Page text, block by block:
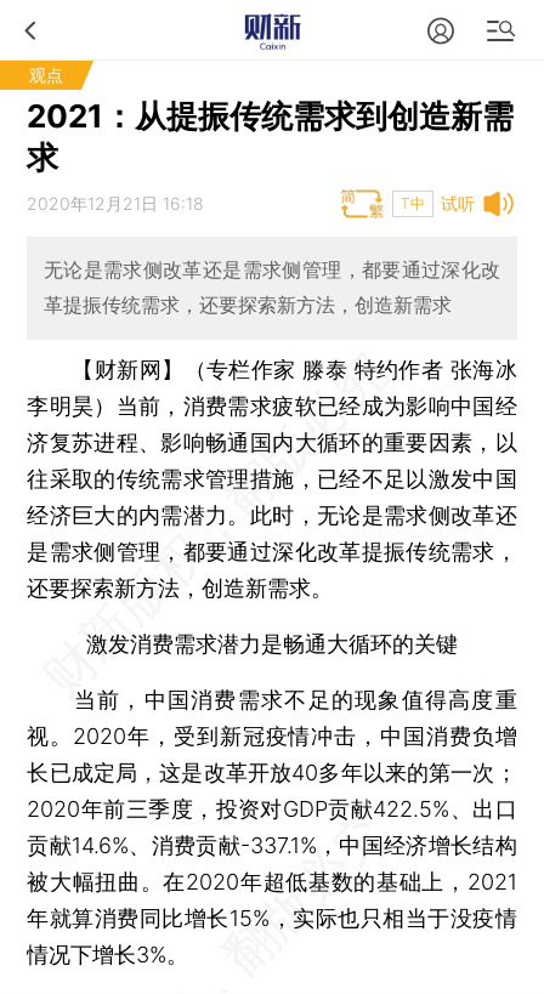
观点
2021：从提振传统需求到创造新需
求
试听
2020年12月21日 16:18 T中
无论是需求侧改革还是需求侧管理，都要通过深化改
革提振传统需求，还要探索新方法，创造新需求
【财新网】（专栏作家 滕泰 特约作者 张海冰
李明昊） 当前，消费需求疲软已经成为影响中国经
济复苏进程、影响畅通国内大循环的重要因素，以
往采取的传统需求管理措施，已经不足以激发中国
经济巨大的内需潜力。此时，无论是需求侧改革还
是需求侧管理，都要通过深化改革提振传统需求，
还要探索新方法，创造新需求。
激发消费需求潜力是畅通大循环的关键
当前，中国消费需求不足的现象值得高度重
视。2020年，受到新冠疫情冲击，中国消费负增
长已成定局，这是改革开放40多年以来的第一次；
2020年前三季度，投资对GDP贡献422.5%、出口
贡献14.6%、消费贡献-337.1%，中国经济增长结构
被大幅扭曲。在2020年超低基数的基础上，2021
年就算消费同比增长15%，实际也只相当于没疫情
情况下增长3%。